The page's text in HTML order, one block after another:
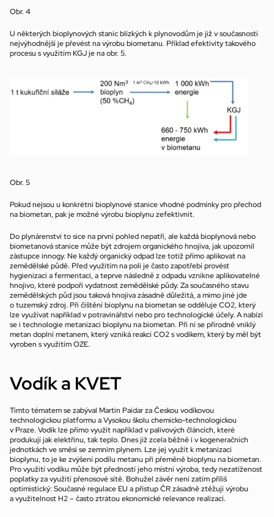
Obr. 4
U některých bioplynových stanic blízkých k plynovodům je již v současnosti
nejvýhodnější je převést na výrobu biometanu. Příklad efektivity takového
procesu s využitím KGJ je na obr. 5.
Obr. 5
Pokud nejsou u konkrétní bioplynové stanice vhodné podmínky pro přechod
na biometan, pak je možné výrobu bioplynu zefektivnit.
Do plynárenství to sice na první pohled nepatří, ale každá bioplynová nebo
biometanová stanice může být zdrojem organického hnojiva, jak upozornil
zástupce innogy. Ne každý organický odpad lze totiž přímo aplikovat na
zemědělské půdě. Před využitím na poli je často zapotřebí provést
hygienizaci a fermentaci, a teprve následně z odpadu vznikne aplikovatelné
hnojivo, které podpoří vydatnost zemědělské půdy. Za současného stavu
zemědělských půd jsou taková hnojiva zásadně důležitá, a mimo jiné jde
o tuzemský zdroj. Při čištění bioplynu na biometan se odděluje CO2, který
lze využívat například v potravinářství nebo pro technologické účely. A nabízí
se i technologie metanizaci bioplynu na biometan. Při ní se přírodně vniklý
metan doplní metanem, který vzniká reakcí CO2 s vodíkem, který by měl být
vyroben s využitím OZE.
Vodík a KVET
Tímto tématem se zabýval Martin Paidar za Českou vodíkovou
technologickou platformu a Vysokou školu chemicko-technologickou
v Praze. Vodík lze přímo využít například v palivových článcích, které
produkují jak elektřinu, tak teplo. Dnes již zcela běžně i v kogeneračních
jednotkách ve směsi se zemním plynem. Lze jej využít k metanizaci
bioplynu, to je ke zvýšení podílu metanu při přeměně bioplynu na biometan.
Pro využití vodíku může být předností jeho místní výroba, tedy nezatíženost
poplatky za využití přenosové sítě. Bohužel závěr není zatím příliš
optimistický: Současné regulace EU a přístup ČR zásadně ztěžují výrobu
a využitelnost H2 – často ztrátou ekonomické relevance realizací.